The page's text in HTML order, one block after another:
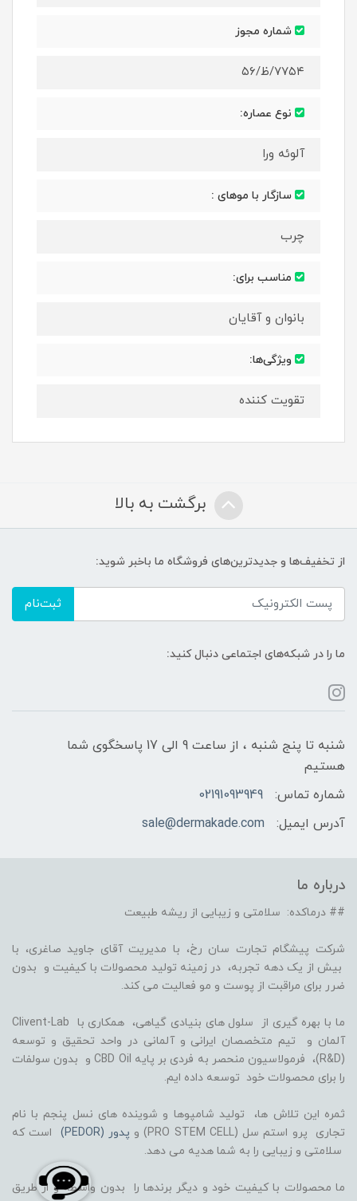
شماره مجوز
۷۷۵۴/ظ/۵۶
نوع عصاره:
آلوئه ورا
سازگار با موهای :
چرب
مناسب برای:
بانوان و آقایان
ویژگی‌ها:
تقویت کننده
برگشت به بالا
از تخفیف‌ها و جدیدترین‌های فروشگاه ما باخبر شوید:
ثبت‌نام
ما را در شبکه‌های اجتماعی دنبال کنید:
شنبه تا پنج شنبه ، از ساعت 9 الی 17 پاسخگوی شما
هستیم
شماره تماس:
02191093949
آدرس ایمیل:
sale@dermakade.com
درباره ما
## درماکده: سلامتی و زیبایی از ریشه طبیعت
شرکت پیشگام تجارت سان رخ، با مدیریت آقای جاوید صاغری، با
بیش از یک دهه تجربه، در زمینه تولید محصولات با کیفیت و بدون
ضرر برای مراقبت از پوست و مو فعالیت می کند.
ما با بهره گیری از سلول های بنیادی گیاهی، همکاری با Clivent-Lab
آلمان و تیم متخصصان ایرانی و آلمانی در واحد تحقیق و توسعه
(R&D)، فرمولاسیون منحصر به فردی بر پایه CBD Oil و بدون سولفات
را برای محصولات خود توسعه داده ایم.
ثمره این تلاش ها، تولید شامپوها و شوینده های نسل پنجم با نام
تجاری پرو استم سل (PRO STEM CELL) و
پدور (PEDOR)
است که
سلامتی و زیبایی را به شما هدیه می دهد.
ما محصولات با کیفیت خود و دیگر برندها را بدون واسطه و از طریق